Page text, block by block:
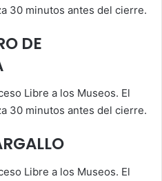
30 minutos antes del cierre.
DE
Libre a los Museos. El
30 minutos antes del cierre.
Libre a los Museos. El